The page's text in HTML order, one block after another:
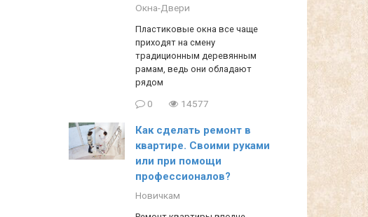
Окна-Двери
Пластиковые окна все чаще
приходят на смену
традиционным деревянным
рамам, ведь они обладают
рядом
0 14577
Как сделать ремонт в
квартире. Своими руками
или при помощи
профессионалов?
Новичкам